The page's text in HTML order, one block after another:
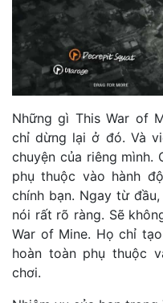
Những gì This War of
chỉ dừng lại ở đó. Và
chuyện của riêng mình.
phụ thuộc vào hành
chính bạn. Ngay từ
nói rất rõ ràng. Sẽ
War of Mine. Họ chỉ
hoàn toàn phụ thuộc
chơi.